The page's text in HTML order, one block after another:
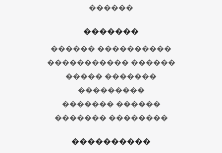
������
�������
������ ����������
����������� ������
����� �������
���������
������� ������
������� ��������
����������